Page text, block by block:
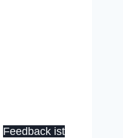
Feedback ist